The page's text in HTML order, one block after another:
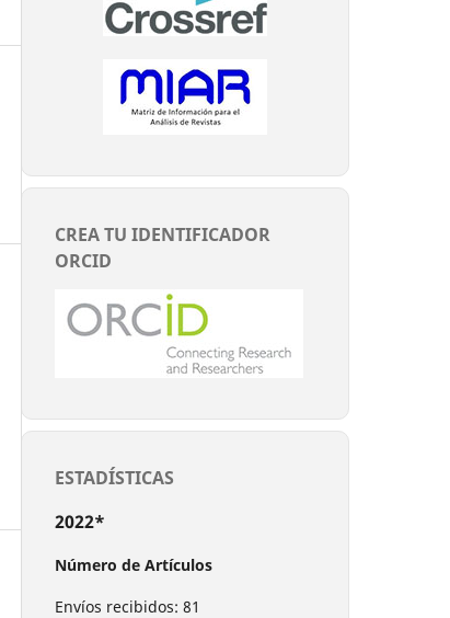
CREA TU IDENTIFICADOR
ORCID
ESTADÍSTICAS
2022*
Número de Artículos
Envíos recibidos: 81